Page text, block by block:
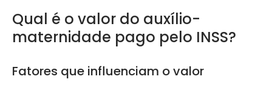
Qual é o valor do auxílio-
maternidade pago pelo INSS?
Fatores que influenciam o valor